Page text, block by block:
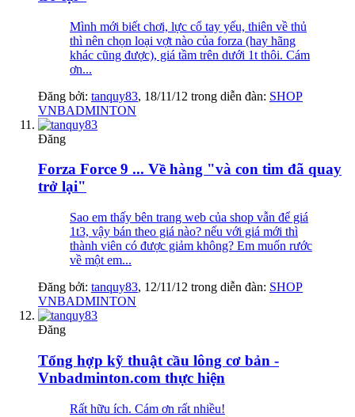
Mình mới biết chơi, lực cổ tay yếu, thiên về thủ
thì nên chọn loại vợt nào của forza (hay hãng
khác cũng được), giá tầm trên dưới 1t thôi. Cám
ơn...
Đăng bởi: tanquy83, 18/11/12 trong diễn đàn: SHOP
VNBADMINTON
Đăng
Forza Force 9 ... Về hàng "và con tim đã quay
trở lại"
Sao em thấy bên trang web của shop vẫn để giá
1t3, vậy bán theo giá nào? nếu với giá mới thì
thành viên có được giảm không? Em muốn rước
về một em...
Đăng bởi: tanquy83, 12/11/12 trong diễn đàn: SHOP
VNBADMINTON
Đăng
Tổng hợp kỹ thuật cầu lông cơ bản -
Vnbadminton.com thực hiện
Rất hữu ích. Cám ơn rất nhiều!